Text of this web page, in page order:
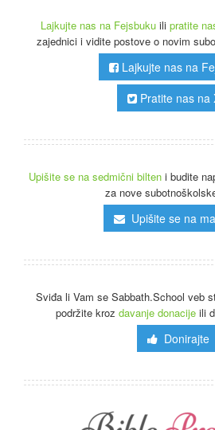
Lajkujte nas na Fejsbuku ili pratite
zajednici i vidite postove o novim
Lajkujte nas na
Pratite nas na
Upišite se na sedmični bilten i budite
za nove
Upišite se na
Sviđa li Vam se Sabbath.School veb
podržite kroz davanje donacije ili
Donirajte